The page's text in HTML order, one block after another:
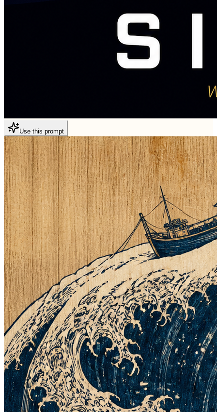
Use this prompt